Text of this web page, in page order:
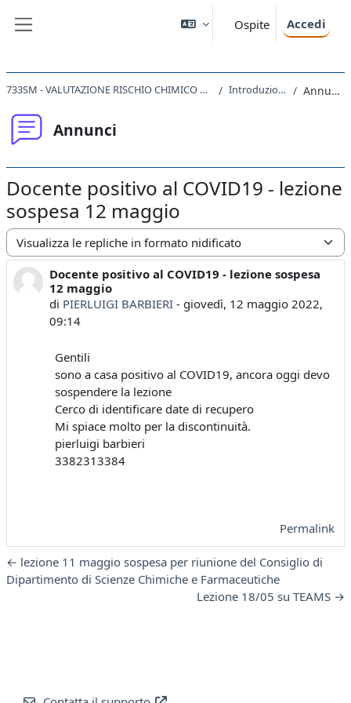
Ospite Accedi
733SM - VALUTAZIONE RISCHIO CHIMICO 2021 Introduzione Annunci
Annunci
Docente positivo al COVID19 - lezione
sospesa 12 maggio
Modalità visualizzazione
Docente positivo al COVID19 - lezione sospesa
12 maggio
di PIERLUIGI BARBIERI -giovedì, 12 maggio 2022,
09:14
Numero di risposte: 0
Gentili
sono a casa positivo al COVID19, ancora oggi devo
sospendere la lezione
Cerco di identificare date di recupero
Mi spiace molto per la discontinuità.
pierluigi barbieri
3382313384
Permalink
← lezione 11 maggio sospesa per riunione del Consiglio di
Dipartimento di Scienze Chimiche e Farmaceutiche
Lezione 18/05 su TEAMS →